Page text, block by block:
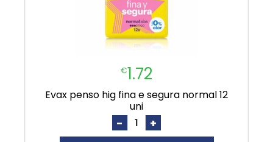
€1.72
evax penso hig fina e segura normal 12
uni
- +